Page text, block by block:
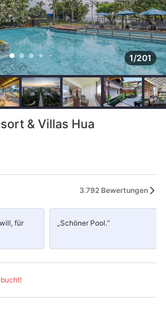
1/201
& Villas Hua
5 Sterne
3.792 Bewertungen
für
„Schöner Pool.“